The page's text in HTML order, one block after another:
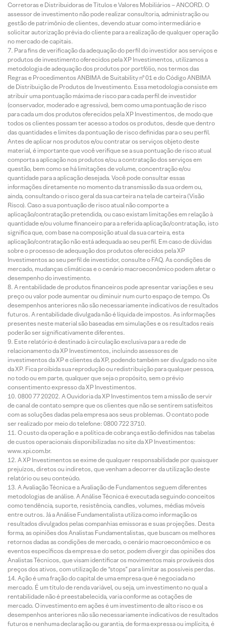
Corretoras e Distribuidoras de Títulos e Valores Mobiliários – ANCORD. O
assessor de investimento não pode realizar consultoria, administração ou
gestão de patrimônio de clientes, devendo atuar como intermediário e
solicitar autorização prévia do cliente para a realização de qualquer operação
no mercado de capitais.
Para fins de verificação da adequação do perfil do investidor aos serviços e
produtos de investimento oferecidos pela XP Investimentos, utilizamos a
metodologia de adequação dos produtos por portfólio, nos termos das
Regras e Procedimentos ANBIMA de Suitability nº 01 e do Código ANBIMA
de Distribuição de Produtos de Investimento. Essa metodologia consiste em
atribuir uma pontuação máxima de risco para cada perfil de investidor
(conservador, moderado e agressivo), bem como uma pontuação de risco
para cada um dos produtos oferecidos pela XP Investimentos, de modo que
todos os clientes possam ter acesso a todos os produtos, desde que dentro
das quantidades e limites da pontuação de risco definidas para o seu perfil.
Antes de aplicar nos produtos e/ou contratar os serviços objeto deste
material, é importante que você verifique se a sua pontuação de risco atual
comporta a aplicação nos produtos e/ou a contratação dos serviços em
questão, bem como se há limitações de volume, concentração e/ou
quantidade para a aplicação desejada. Você pode consultar essas
informações diretamente no momento da transmissão da sua ordem ou,
ainda, consultando o risco geral da sua carteira na tela de carteira (Visão
Risco). Caso a sua pontuação de risco atual não comporte a
aplicação/contratação pretendida, ou caso existam limitações em relação à
quantidade e/ou volume financeiro para a referida aplicação/contratação, isto
significa que, com base na composição atual da sua carteira, esta
aplicação/contratação não está adequada ao seu perfil. Em caso de dúvidas
sobre o processo de adequação dos produtos oferecidos pela XP
Investimentos ao seu perfil de investidor, consulte o FAQ. As condições de
mercado, mudanças climáticas e o cenário macroeconômico podem afetar o
desempenho do investimento.
A rentabilidade de produtos financeiros pode apresentar variações e seu
preço ou valor pode aumentar ou diminuir num curto espaço de tempo. Os
desempenhos anteriores não são necessariamente indicativos de resultados
futuros. A rentabilidade divulgada não é líquida de impostos. As informações
presentes neste material são baseadas em simulações e os resultados reais
poderão ser significativamente diferentes.
Este relatório é destinado à circulação exclusiva para a rede de
relacionamento da XP Investimentos, incluindo assessores de
investimentos da XP e clientes da XP, podendo também ser divulgado no site
da XP. Fica proibida sua reprodução ou redistribuição para qualquer pessoa,
no todo ou em parte, qualquer que seja o propósito, sem o prévio
consentimento expresso da XP Investimentos.
0800 77 20202. A Ouvidoria da XP Investimentos tem a missão de servir
de canal de contato sempre que os clientes que não se sentirem satisfeitos
com as soluções dadas pela empresa aos seus problemas. O contato pode
ser realizado por meio do telefone: 0800 722 3710.
O custo da operação e a política de cobrança estão definidos nas tabelas
de custos operacionais disponibilizadas no site da XP Investimentos:
www.xpi.com.br.
A XP Investimentos se exime de qualquer responsabilidade por quaisquer
prejuízos, diretos ou indiretos, que venham a decorrer da utilização deste
relatório ou seu conteúdo.
A Avaliação Técnica e a Avaliação de Fundamentos seguem diferentes
metodologias de análise. A Análise Técnica é executada seguindo conceitos
como tendência, suporte, resistência, candles, volumes, médias móveis
entre outros. Já a Análise Fundamentalista utiliza como informação os
resultados divulgados pelas companhias emissoras e suas projeções. Desta
forma, as opiniões dos Analistas Fundamentalistas, que buscam os melhores
retornos dadas as condições de mercado, o cenário macroeconômico e os
eventos específicos da empresa e do setor, podem divergir das opiniões dos
Analistas Técnicos, que visam identificar os movimentos mais prováveis dos
preços dos ativos, com utilização de “stops” para limitar as possíveis perdas.
Ação é uma fração do capital de uma empresa que é negociada no
mercado. É um título de renda variável, ou seja, um investimento no qual a
rentabilidade não é preestabelecida, varia conforme as cotações de
mercado. O investimento em ações é um investimento de alto risco e os
desempenhos anteriores não são necessariamente indicativos de resultados
futuros e nenhuma declaração ou garantia, de forma expressa ou implícita, é